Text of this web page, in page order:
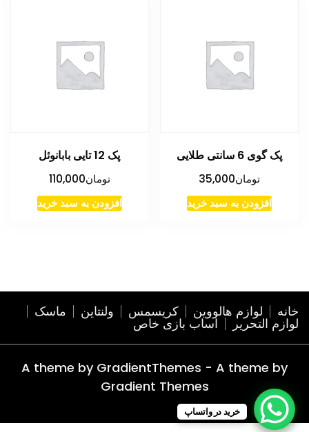
پک گوی 6 سانتی طلایی
تومان35,000
افزودن به سبد خرید
پک 12 تایی بابانوئل
تومان110,000
افزودن به سبد خرید
خانه لوازم هالووین کریسمس ولنتاین ماسک
لوازم التحریر اساب بازی خاص
A theme by GradientThemes - A theme by
Gradient Themes
خرید در واتساپ